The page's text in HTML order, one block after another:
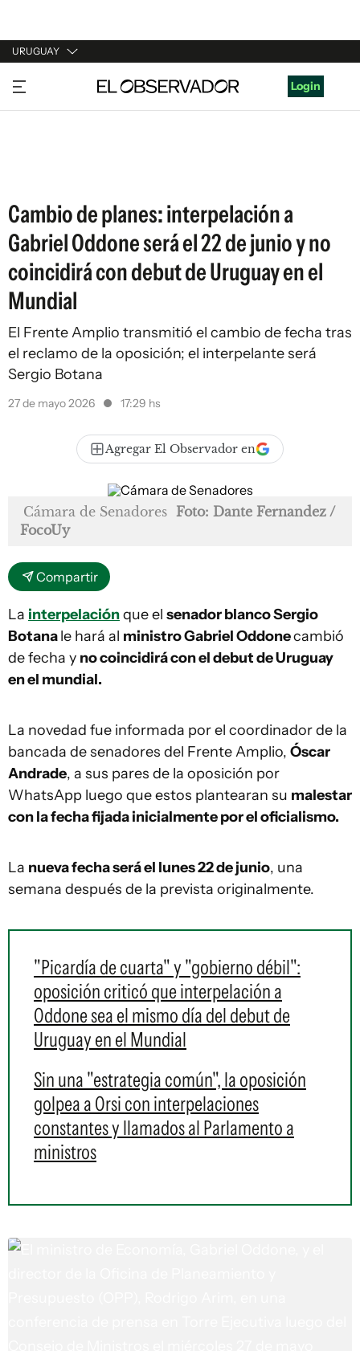
URUGUAY
URUGUAY
ARGENTINA
Login
Cambio de planes: interpelación a
Gabriel Oddone será el 22 de junio y no
coincidirá con debut de Uruguay en el
Mundial
El Frente Amplio transmitió el cambio de fecha tras
el reclamo de la oposición; el interpelante será
Sergio Botana
27 de mayo 2026 17:29 hs
Agregar El Observador en
Cámara de Senadores Foto: Dante Fernandez /
FocoUy
Compartir
La interpelaciónque el senador blanco Sergio
Botanale hará al ministro Gabriel Oddonecambió
de fecha y no coincidirá con el debut de Uruguay
en el mundial.
La novedad fue informada por el coordinador de la
bancada de senadores del Frente Amplio, Óscar
Andrade, a sus pares de la oposición por
WhatsApp luego que estos plantearan su malestar
con la fecha fijada inicialmente por el oficialismo.
La nueva fecha será el lunes 22 de junio, una
semana después de la prevista originalmente.
"Picardía de cuarta" y "gobierno débil":
oposición criticó que interpelación a
Oddone sea el mismo día del debut de
Uruguay en el Mundial
Sin una "estrategia común", la oposición
golpea a Orsi con interpelaciones
constantes y llamados al Parlamento a
ministros